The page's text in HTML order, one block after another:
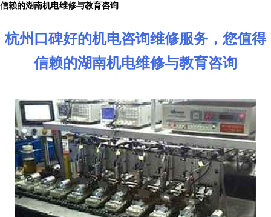
信赖的湖南机电维修与教育咨询
杭州口碑好的机电咨询维修服务，您值得
信赖的湖南机电维修与教育咨询